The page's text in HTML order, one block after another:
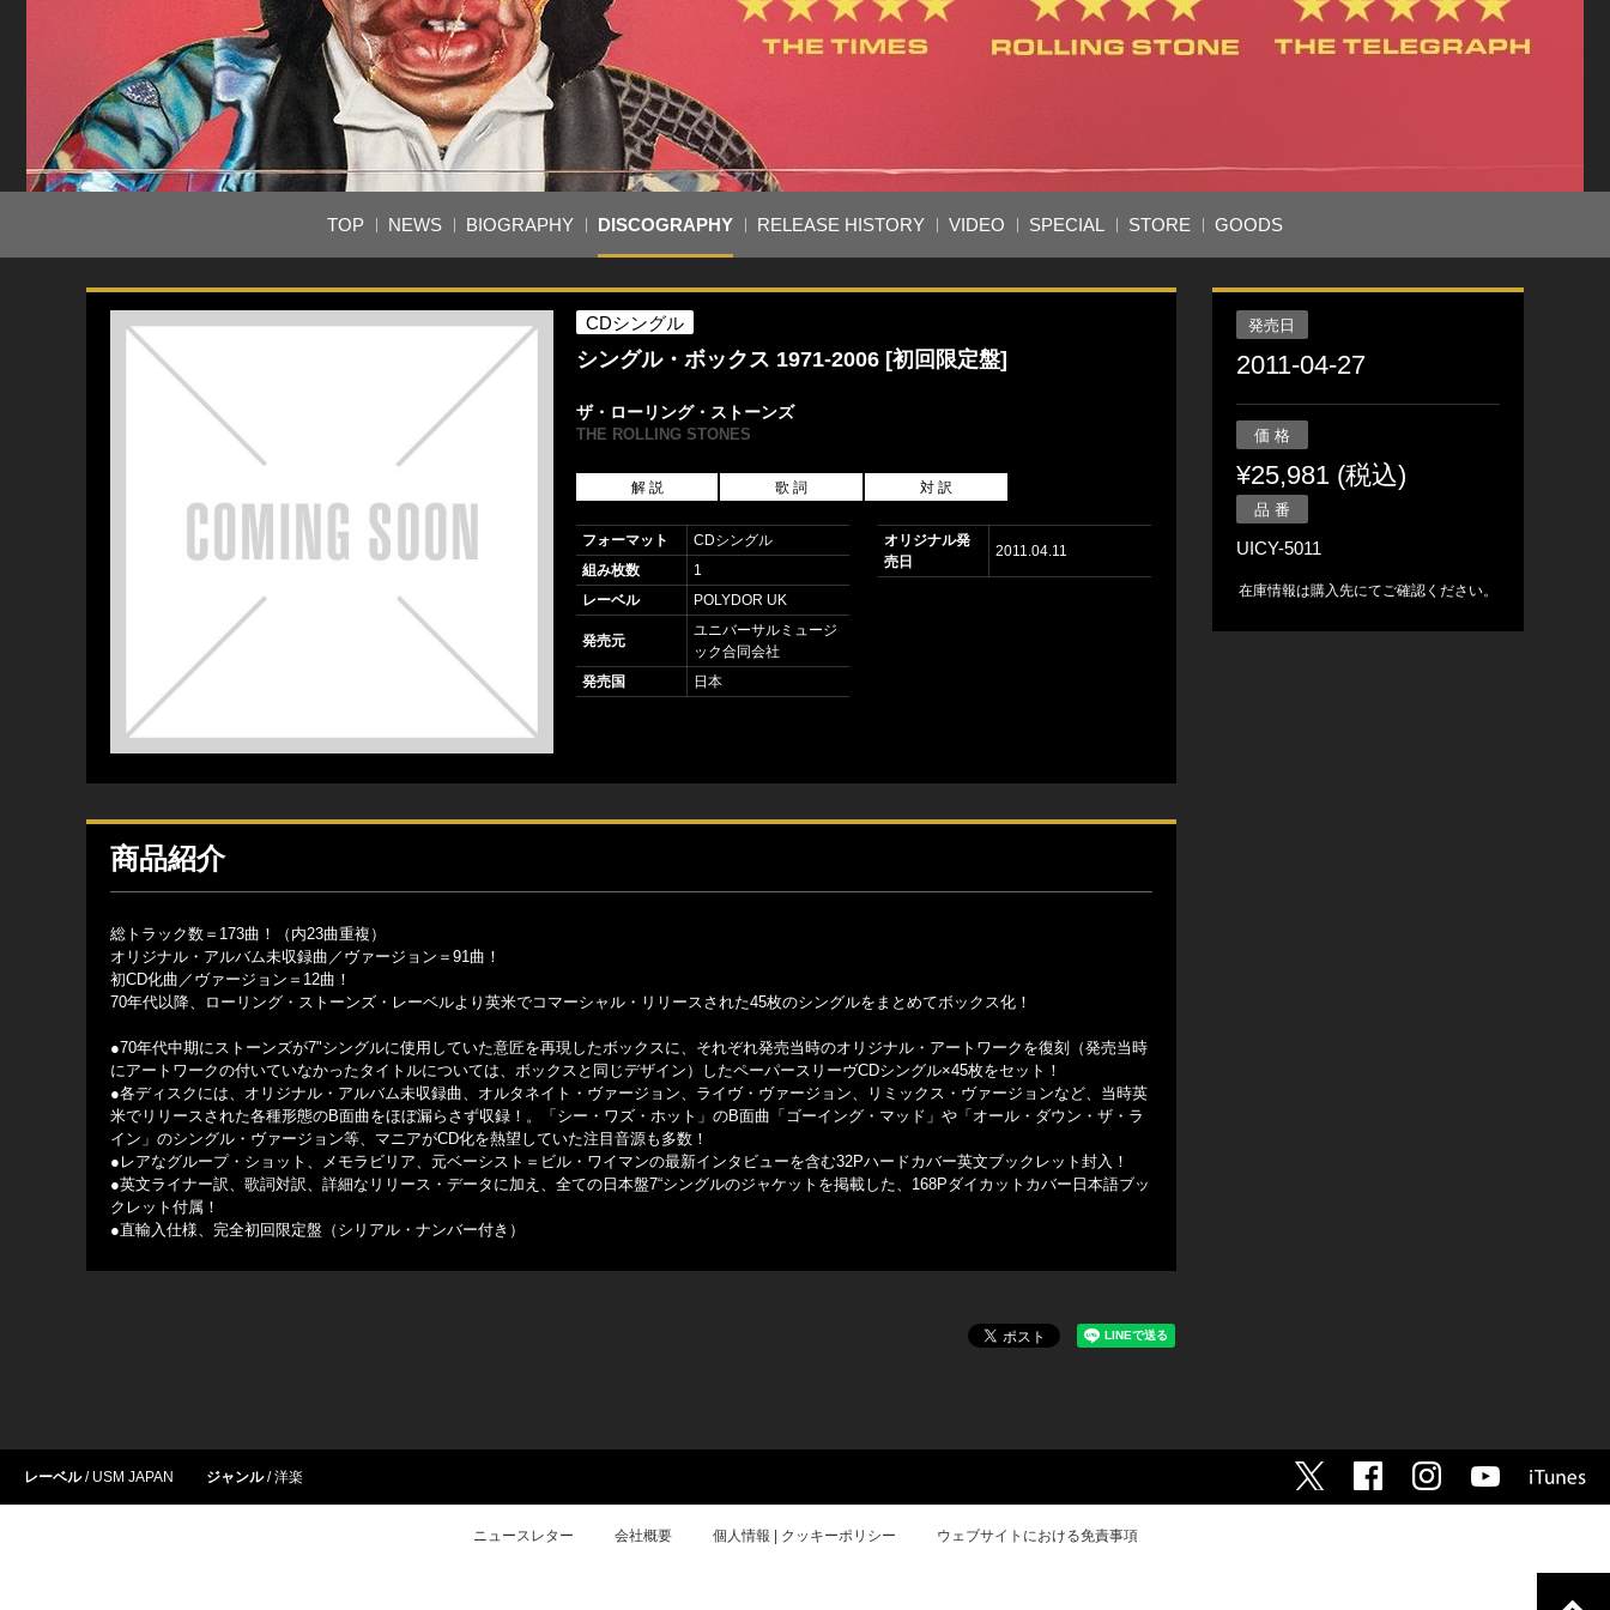
TOP NEWS BIOGRAPHY DISCOGRAPHY RELEASE HISTORY VIDEO SPECIAL STORE GOODS
CDシングル
シングル・ボックス 1971-2006 [初回限定盤]
ザ・ローリング・ストーンズ
THE ROLLING STONES
解 説 歌 詞 対 訳
フォーマット
CDシングル
組み枚数
1
レーベル
POLYDOR UK
発売元
ユニバーサルミュージ
ック合同会社
発売国
日本
オリジナル発
売日
2011.04.11
商品紹介
総トラック数＝173曲！（内23曲重複）
オリジナル・アルバム未収録曲／ヴァージョン＝91曲！
初CD化曲／ヴァージョン＝12曲！
70年代以降、ローリング・ストーンズ・レーベルより英米でコマーシャル・リリースされた45枚のシングルをまとめてボックス化！
●70年代中期にストーンズが7"シングルに使用していた意匠を再現したボックスに、それぞれ発売当時のオリジナル・アートワークを復刻（発売当時
にアートワークの付いていなかったタイトルについては、ボックスと同じデザイン）したペーパースリーヴCDシングル×45枚をセット！
●各ディスクには、オリジナル・アルバム未収録曲、オルタネイト・ヴァージョン、ライヴ・ヴァージョン、リミックス・ヴァージョンなど、当時英
米でリリースされた各種形態のB面曲をほぼ漏らさず収録！。「シー・ワズ・ホット」のB面曲「ゴーイング・マッド」や「オール・ダウン・ザ・ラ
イン」のシングル・ヴァージョン等、マニアがCD化を熱望していた注目音源も多数！
●レアなグループ・ショット、メモラビリア、元ベーシスト＝ビル・ワイマンの最新インタビューを含む32Pハードカバー英文ブックレット封入！
●英文ライナー訳、歌詞対訳、詳細なリリース・データに加え、全ての日本盤7“シングルのジャケットを掲載した、168Pダイカットカバー日本語ブッ
クレット付属！
●直輸入仕様、完全初回限定盤（シリアル・ナンバー付き）
発売日
2011-04-27
価 格
¥25,981 (税込)
品 番
UICY-5011
在庫情報は購入先にてご確認ください。
レーベル USM JAPAN ジャンル 洋楽
ニュースレター 会社概要 個人情報 | クッキーポリシー ウェブサイトにおける免責事項